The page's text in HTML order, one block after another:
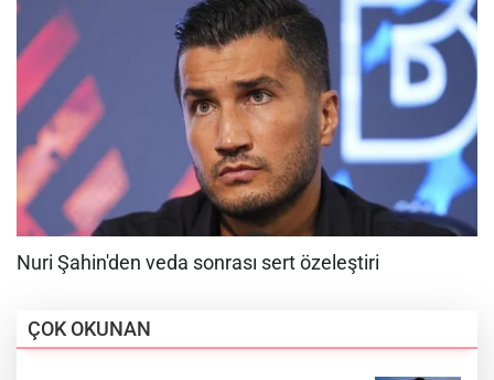
ÇOK OKUNAN